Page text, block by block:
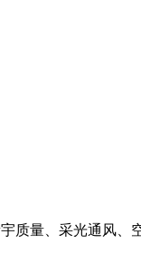
量、采光通风、